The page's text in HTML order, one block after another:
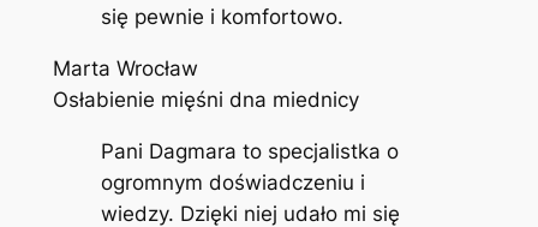
się pewnie i komfortowo.
Marta Wrocław
Osłabienie mięśni dna miednicy
Pani Dagmara to specjalistka o
ogromnym doświadczeniu i
wiedzy. Dzięki niej udało mi się